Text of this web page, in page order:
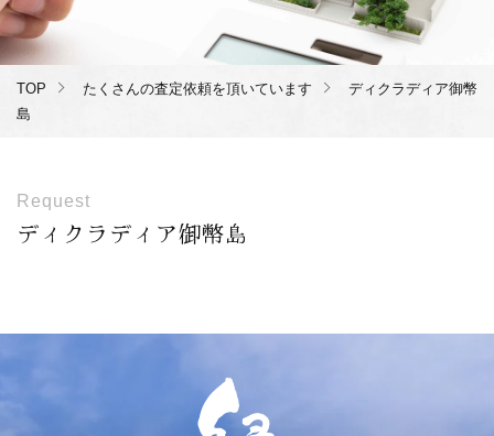
TOP たくさんの査定依頼を頂いています
ディクラディア御幣
島
Request
ディクラディア御幣島